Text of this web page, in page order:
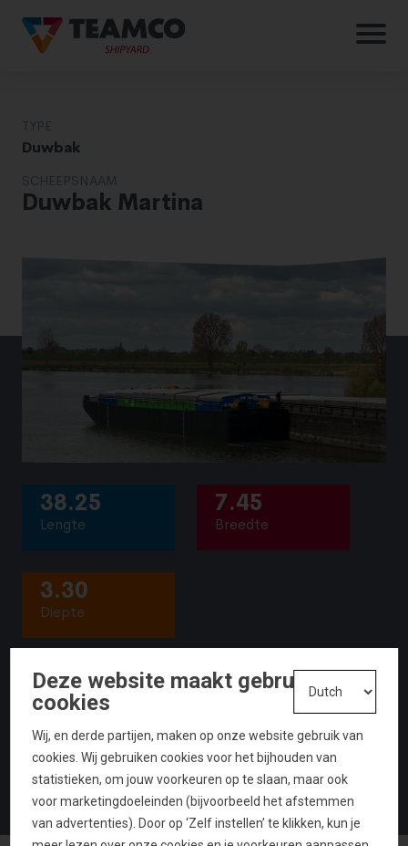
TYPE
Duwbak
SCHEEPSNAAM
Duwbak Martina
38.25
Lengte
7.45
Breedte
3.30
Diepte
OPDRACHTGEVER
De Heus veevoederfabrieken BV.
april 2023
Deze website maakt gebruik van
cookies
Wij, en derde partijen, maken op onze website gebruik van
cookies. Wij gebruiken cookies voor het bijhouden van
statistieken, om jouw voorkeuren op te slaan, maar ook
voor marketingdoeleinden (bijvoorbeeld het afstemmen
van advertenties). Door op ‘Zelf instellen’ te klikken, kun je